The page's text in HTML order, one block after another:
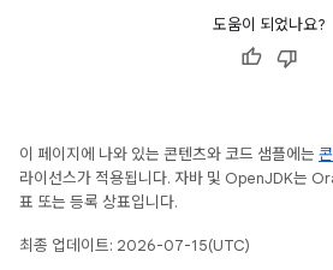
도움이 되었나요?
이 페이지에 나와 있는 콘텐츠와 코드 샘플에는
라이선스가 적용됩니다. 자바 및 OpenJDK는
표 또는 등록 상표입니다.
최종 업데이트: 2026-07-15(UTC)